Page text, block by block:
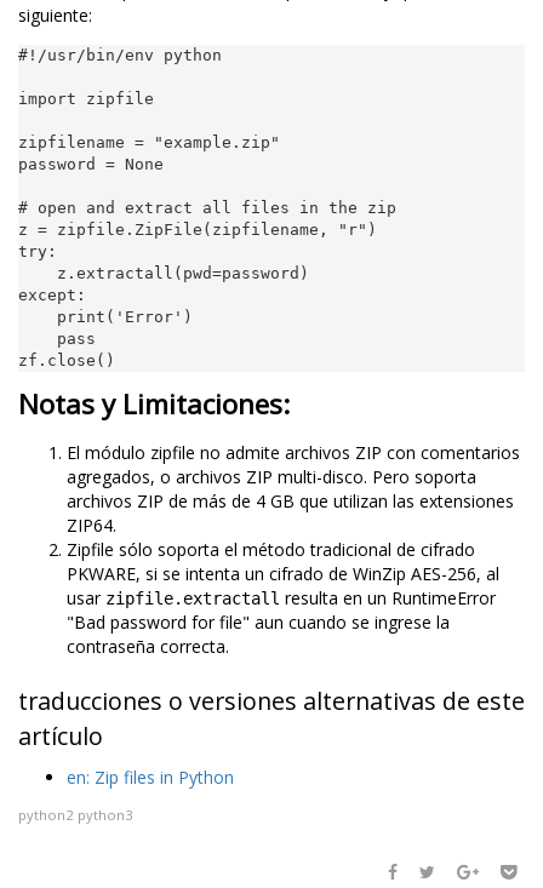
siguiente:
#!/usr/bin/env python
import zipfile
zipfilename =
"example.zip"
password
= None
# open and extract all files in the zip
z = zipfile . ZipFile ( zipfilename , "r" )
try :
z . extractall ( pwd=password )
except :
print ( 'Error' )
pass
zf . close ()
Notas y Limitaciones:
El módulo zipfile no admite archivos ZIP con comentarios
agregados, o archivos ZIP multi-disco. Pero soporta
archivos ZIP de más de 4 GB que utilizan las extensiones
ZIP64.
Zipfile sólo soporta el método tradicional de cifrado
PKWARE, si se intenta un cifrado de WinZip AES-256, al
usar zipfile.extractall resulta en un RuntimeError
"Bad password for file" aun cuando se ingrese la
contraseña correcta.
traducciones o versiones alternativas de este
artículo
en: Zip files in Python
python2 python3